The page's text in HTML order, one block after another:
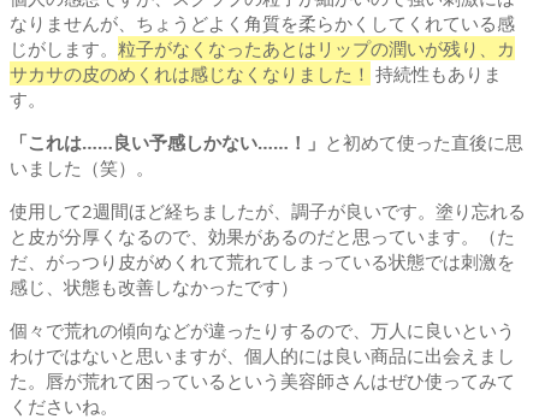
なりませんが、ちょうどよく角質を柔らかくしてくれている感
じがします。 粒子がなくなったあとはリップの潤いが残り、カ
サカサの皮のめくれは感じなくなりました！ 持続性もありま
す。
「これは……良い予感しかない……！」 と初めて使った直後に思
いました（笑）。
使用して2週間ほど経ちましたが、調子が良いです。塗り忘れる
と皮が分厚くなるので、効果があるのだと思っています。（た
だ、がっつり皮がめくれて荒れてしまっている状態では刺激を
感じ、状態も改善しなかったです）
個々で荒れの傾向などが違ったりするので、万人に良いという
わけではないと思いますが、個人的には良い商品に出会えまし
た。唇が荒れて困っているという美容師さんはぜひ使ってみて
くださいね。